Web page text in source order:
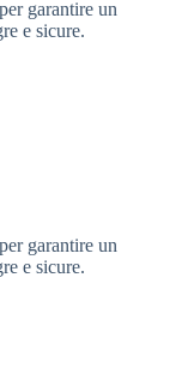
garantire un
e sicure.
garantire un
e sicure.